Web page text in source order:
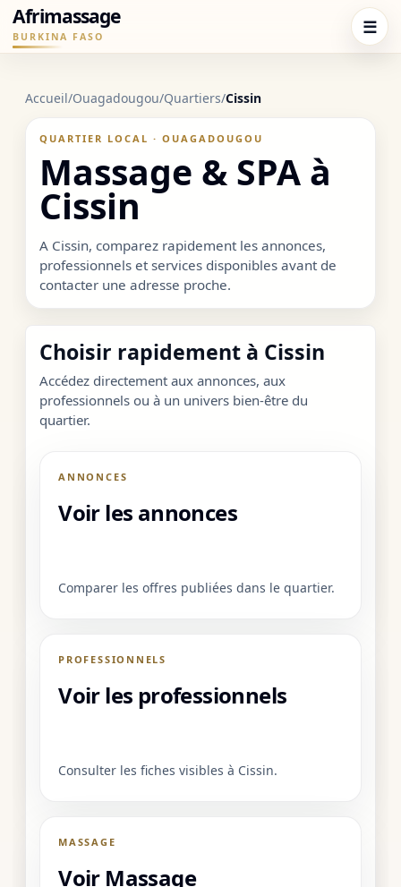
Afrimassage
BURKINA FASO ☰
Accueil/Ouagadougou/Quartiers/Cissin
QUARTIER LOCAL · OUAGADOUGOU
Massage & SPA à
Cissin
A Cissin, comparez rapidement les annonces,
professionnels et services disponibles avant de
contacter une adresse proche.
Choisir rapidement à Cissin
Accédez directement aux annonces, aux
professionnels ou à un univers bien-être du
quartier.
ANNONCES
Voir les annonces
Comparer les offres publiées dans le quartier.
PROFESSIONNELS
Voir les professionnels
Consulter les fiches visibles à Cissin.
MASSAGE
Voir Massage